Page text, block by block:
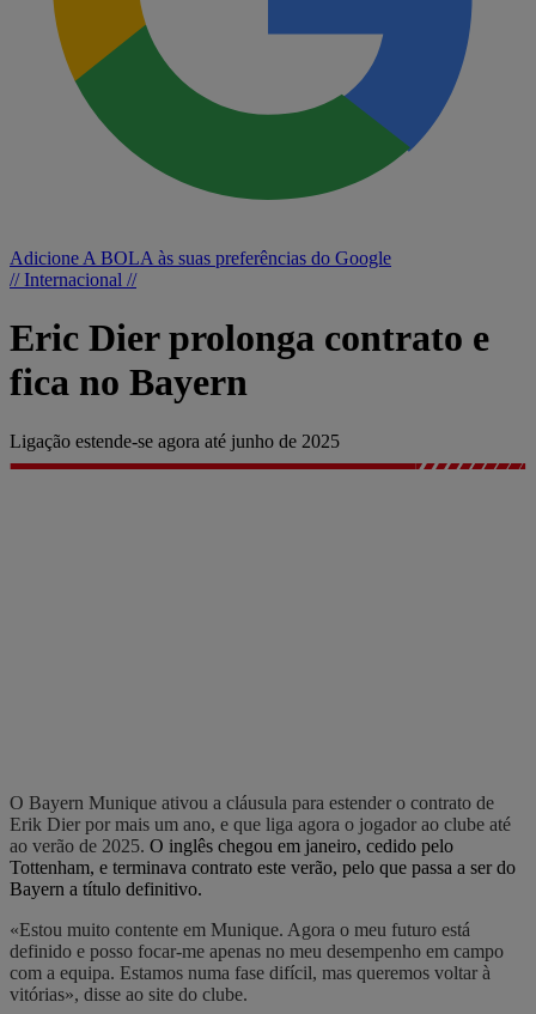
Adicione A BOLA às suas preferências do Google
// Internacional //
Eric Dier prolonga contrato e
fica no Bayern
Ligação estende-se agora até junho de 2025
O Bayern Munique ativou a cláusula para estender o contrato de
Erik Dier por mais um ano, e que liga agora o jogador ao clube até
ao verão de 2025. O inglês chegou em janeiro, cedido pelo
Tottenham, e terminava contrato este verão, pelo que passa a ser do
Bayern a título definitivo.
«Estou muito contente em Munique. Agora o meu futuro está
definido e posso focar-me apenas no meu desempenho em campo
com a equipa. Estamos numa fase difícil, mas queremos voltar à
vitórias», disse ao site do clube.